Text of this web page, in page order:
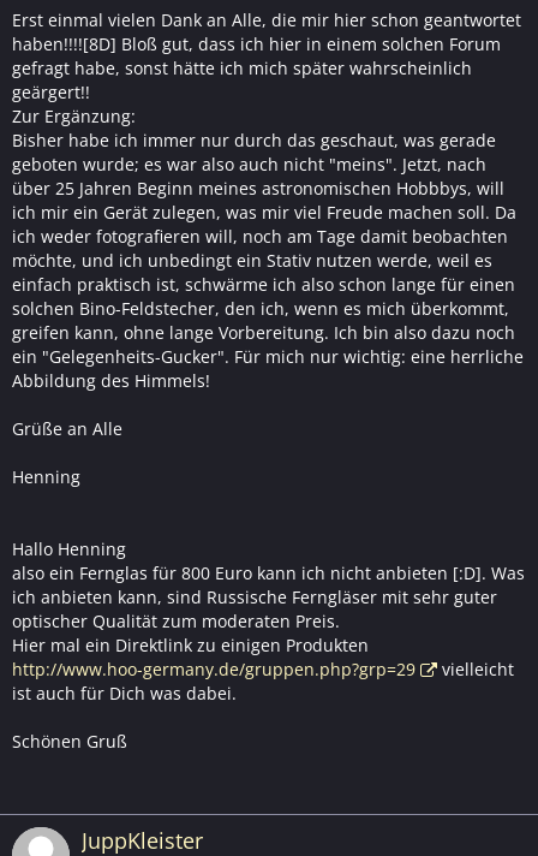
Erst einmal vielen Dank an Alle, die mir hier schon geantwortet
haben!!!![8D] Bloß gut, dass ich hier in einem solchen Forum
gefragt habe, sonst hätte ich mich später wahrscheinlich
geärgert!!
Zur Ergänzung:
Bisher habe ich immer nur durch das geschaut, was gerade
geboten wurde; es war also auch nicht "meins". Jetzt, nach
über 25 Jahren Beginn meines astronomischen Hobbbys, will
ich mir ein Gerät zulegen, was mir viel Freude machen soll. Da
ich weder fotografieren will, noch am Tage damit beobachten
möchte, und ich unbedingt ein Stativ nutzen werde, weil es
einfach praktisch ist, schwärme ich also schon lange für einen
solchen Bino-Feldstecher, den ich, wenn es mich überkommt,
greifen kann, ohne lange Vorbereitung. Ich bin also dazu noch
ein "Gelegenheits-Gucker". Für mich nur wichtig: eine herrliche
Abbildung des Himmels!
Grüße an Alle
Henning
Hallo Henning
also ein Fernglas für 800 Euro kann ich nicht anbieten [:D]. Was
ich anbieten kann, sind Russische Ferngläser mit sehr guter
optischer Qualität zum moderaten Preis.
Hier mal ein Direktlink zu einigen Produkten
http://www.hoo-germany.de/gruppen.php?grp=29
vielleicht
ist auch für Dich was dabei.
Schönen Gruß
JuppKleister